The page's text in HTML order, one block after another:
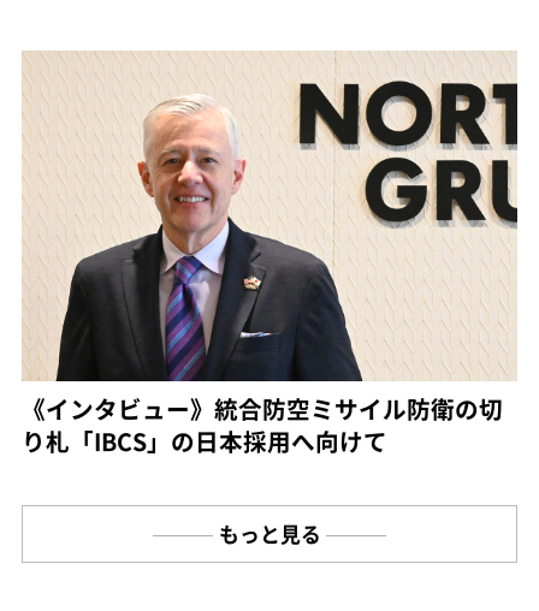
《インタビュー》統合防空ミサイル防衛の切
り札「IBCS」の日本採用へ向けて
もっと見る